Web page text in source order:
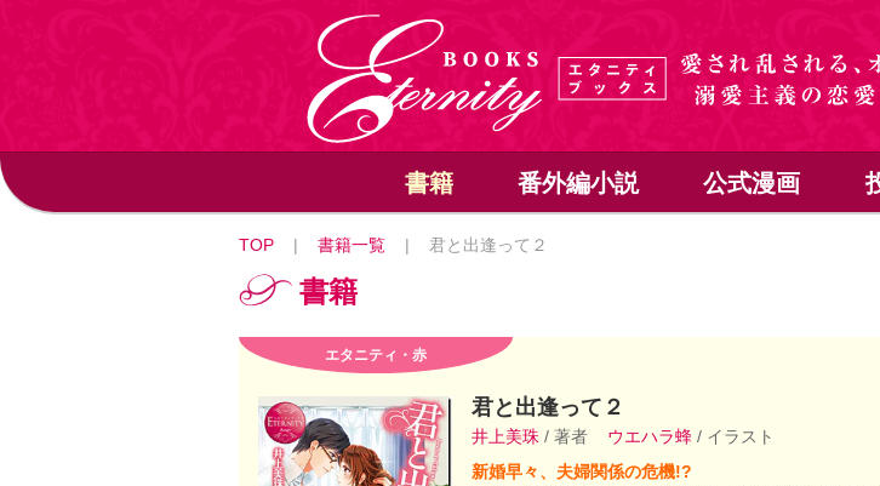
書籍 番外編小説 公式漫画
TOP | 書籍一覧 | 君と出逢って２
書籍
エタニティ・赤
君と出逢って２
井上美珠 / 著者 ウエハラ蜂 / イラスト
新婚早々、夫婦関係の危機!?